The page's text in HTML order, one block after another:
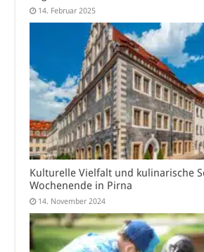
14. Februar 2025
Kulturelle Vielfalt und kulinarische
Wochenende in Pirna
14. November 2024